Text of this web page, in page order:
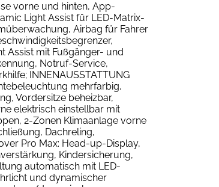
vorne und hinten, App-
Light Assist für LED-Matrix-
Airbag für Fahrer
Assist mit Fußgänger- und
Notruf-Service,
INNENAUSSTATTUNG
mehrfarbig,
Vordersitze beheizbar,
elektrisch einstellbar mit
2-Zonen Klimaanlage vorne
Dachreling,
Pro Max: Head-up-Display,
Kindersicherung,
automatisch mit LED-
und dynamischer